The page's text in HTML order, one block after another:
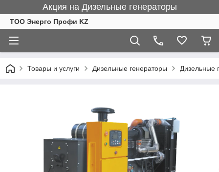
Акция на Дизельные генераторы
ТОО Энерго Профи KZ
Товары и услуги Дизельные генераторы Дизельные